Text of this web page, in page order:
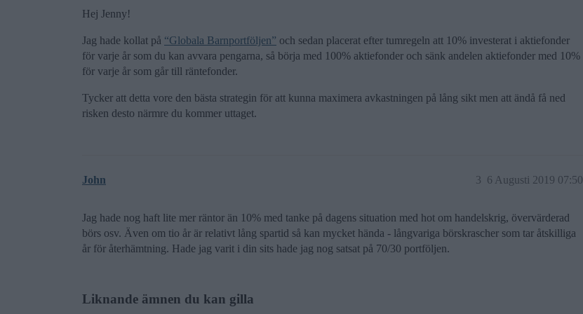
Hej Jenny!
Jag hade kollat på “Globala Barnportföljen” och sedan placerat efter tumregeln att 10% investerat i aktiefonder
för varje år som du kan avvara pengarna, så börja med 100% aktiefonder och sänk andelen aktiefonder med 10%
för varje år som går till räntefonder.
Tycker att detta vore den bästa strategin för att kunna maximera avkastningen på lång sikt men att ändå få ned
risken desto närmre du kommer uttaget.
John 6 Augusti 2019 07:50
3
Jag hade nog haft lite mer räntor än 10% med tanke på dagens situation med hot om handelskrig, övervärderad
börs osv. Även om tio år är relativt lång spartid så kan mycket hända - långvariga börskrascher som tar åtskilliga
år för återhämtning. Hade jag varit i din sits hade jag nog satsat på 70/30 portföljen.
Liknande ämnen du kan gilla